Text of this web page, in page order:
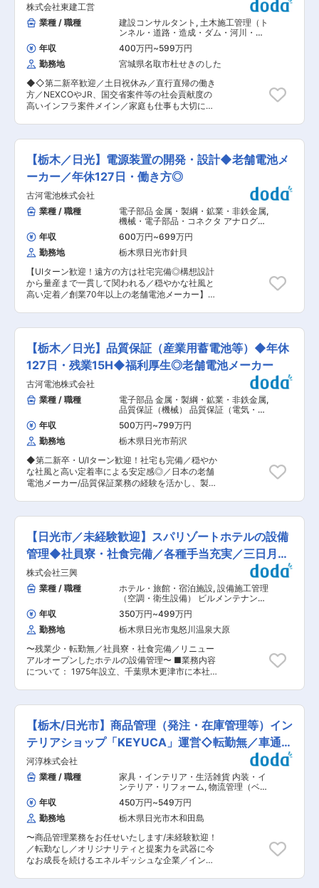
イフスタイルに合わせて働ける環境です。
■FITECについて： 当社はICTプロデューサー集
団です。全案件において企画フェーズから関与
し、一次受け比率は驚異の100％。入社後は、優
れた上司や経験豊富な社員の指導のもと、プロジ
ェクトに参画し、企画から設計・開発までのフェ
ーズにあわせて、経験・スキルを発揮して頂きま
す。将来的にはICTサービスの幅広い領域で企
画、提案、導入を担当できる人材を歓迎します。
を支える一役を担っております。 関係会社の古河
UACJメモリーディスクや材料供給会社のUACJ
と連携しながら業務を遂行いただきます。 生産管
理未経験の方であっても、OJTなどを通じて知
識、スキル習得を頂ける環境です。 ■業務詳細：
ご経験に応じてお任せする業務を決定します。 ・
生産計画の立案、実行 ・出荷計画の立案、実行
・材料や製品の入出庫管理及び在庫管理 ・輸送費
等の予決算管理 ■就業環境： フレックスタイ
ム：コアタイム13:00〜14:00 時間外労働：20時
間/月 テレワーク：1~2回／月程度 出張の頻度：
により引っ越し補填あり ■同社の魅力： ・プラ
イム上場、創業140年、売上一兆円規模を誇る同
社は、日本の電線業界の御三家と呼ばれ、安定経
営を実現しています。 ・主に電線やケーブル、光
ファイバーなどを製造しており、エネルギーや通
信、自動車、半導体（生成AI）など多くの分野で
し」取得、長期的に働ける環境です！ ・社内副業
／社内公募制度など多様なキャリア形成を支援す
る取り組みに注力しており、中途入社者が活躍で
きる環境です。 変更の範囲：会社の定める業務
株式会社東建工営
業種 / 職種
建設コンサルタント , 土木施工管理（ト
ンネル・道路・造成・ダム・河川・港
湾・造園など） 土木設計・測量（トン
ネル・道路・造成）
年収 400万円~599万円
勤務地
宮城県名取市杜せきのした
◆◇第二新卒歓迎／土日祝休み／直行直帰の働き
方／NEXCOやJR、国交省案件等の社会貢献度の
高いインフラ案件メイン／家庭も仕事も大切にす
官公庁が発注(発注者支援業務）する各種公共事業
の工事監督支援業務や資料作成業務などを行いま
す。「官公庁目線」で発注者を支援し全体をマネ
ジメントしていただきます。 ※ご経験がない方も
しくは現場施工管理の浅い方もご安心下さい。業
務に慣れるまで、現場で先輩社員がしっかりサポ
ートします。社員同士の関係性も良好で、質問も
しやすい環境です。 具体的内容として ・発注者
との打ち合わせ ・資料作成、工程表の管理 ・工
程の進捗管理 ・品質管理、安全管理等 ・積算業
務 ■就業環境： 就業環境の充実に努めているた
め、社員定着率の高い職場です。また家族を大切
にしつつ、お仕事も充実させるという方針があ
り、全社平均残業18時間程度となっております。
また、官公庁サイドのタイムテーブルで動くこと
が多いため、遅い時間までの業務は多くありませ
サポート企業」として、厚生労働大臣の認定（く
るみん認定）を受けております。 ■業務の特徴
（1）官公庁と工事事業者の「橋渡し役」…発注者
が求める工事品質を確保し、遅滞なくスムーズに
竣工させるため、当社が保有する技術、ノウハウ
を駆使して発注者を支援していただきます。いわ
ば、受注者側である工事事業者との「橋渡し役」
を担うポジションです。技術者としての経験値を
高めつつ、同時に幅広い視野を養えます。 （2）
公共事業中心…当社が手がけるのは、道路、河
川、橋梁、トンネル、湾岸、ダム等の公共事業の
管理です。案件例としては、首都高速、
NEXCO、成田空港、国交省、地方自治体案件な
を手掛けております。 ■当社の特徴 当社は、
1976年の創業以来、日本のインフラを支える建設
機関や地方自治体等に対する技術的な提案や調
査、設計、施工管理を行っております。社会資本
整備の要を担うやりがいの大きな業務が豊富にあ
ります。 変更の範囲：会社の定める業務
【栃木／日光】電源装置の開発・設計◆老舗電池メ
ーカー／年休127日・働き方◎
古河電池株式会社
業種 / 職種
電子部品 金属・製綱・鉱業・非鉄金属,
機械・電子部品・コネクタ アナログ
（パワーエレクトロニクス） 製品企
画・プロジェクトマネージャー（機
械）
年収 600万円~699万円
勤務地
栃木県日光市針貝
【UIターン歓迎！遠方の方は社宅完備◎構想設計
から量産まで一貫して関われる／穏やかな社風と
高い定着／創業70年以上の老舗電池メーカー】
して、パワーエレクトロニクス機器の構想設計か
ら詳細設計、評価、量産設計までの一連の開発業
務に携わります。関係部門と連携しながら、製品
仕様の策定や安全性の確保、量産に向けた設計調
整を行い、ゆくゆくはプロジェクト全体の中心人
物として推進していきます。 ■業務の魅力 日本
国内外の電力会社、鉄道会社、官公庁、一般産業
向けに使用されるパワーエレクトロニクス製品の
構想設計から量産設計まで一貫して関われる裁量
のあるポジションであり、技術面と設計面の両面
で力を発揮し、社会的意義のある製品開発に携わ
りたい方に適しています。穏やかな社風の中で、
長期的に活躍できる環境です。 ■働く環境 電源
システム開発部全体で４０名。２０〜６０代まで
幅広く在籍しており、半数が２０代〜３０代で若
手が多く活躍している環境です。中途採用者の定
単位で取得可能 ・社宅制度あり（条件付き） ・
中途入社者向けOJT教育制度あり ■キャリアパス
技術力を活かしながらマネジメントの経験を積ん
でいただき、製品開発の中核を担うポジションと
して長期的に活躍できます。将来的には部門全体
の技術戦略にも関与する可能性があります。 ■企
業魅力 1950年創業の老舗電池メーカーとして、
国内外の自動車・産業・宇宙分野に蓄電池を供
給。自社一貫体制による柔軟かつ迅速な対応力を
強みに、次世代電池やESS事業など新製品開発に
も注力。SDGs達成に貢献するグローバル戦略を
推進しています。 変更の範囲：会社の定める業務
【栃木／日光】品質保証（産業用蓄電池等）◆年休
127日・残業15H◆福利厚生◎老舗電池メーカー
古河電池株式会社
業種 / 職種
電子部品 金属・製綱・鉱業・非鉄金属,
品質保証（機械） 品質保証（電気・電
子・半導体）
年収 500万円~799万円
勤務地
栃木県日光市荊沢
◆第二新卒・U/Iターン歓迎！社宅も完備／穏やか
な社風と高い定着率による安定感◎／日本の老舗
電池メーカー/品質保証業務の経験を活かし、製品
キルアップが可能◆ ■業務内容： 日光・今市事
業所にて、品質保証業務全般を担当します。 ・受
入検査・出荷検査などの検査業務 ・工程品質管
理、顧客対応（不具合解析・報告書作成・対外対
応） ・外注品質管理（監査・立会検査） 発生し
た不具合に対して原因を特定し報告書を作成した
上で、技術的な説明や再発防止策の提示を行いま
す。外注管理では、協力会社への品質監査や立会
検査を通じて外部品質の確保を図ります。 ゆくゆ
くはISO9001・14001に基づく内部監査対応お任
せし、品質保証の専門性を活かして社内外の信頼
構築に貢献する役割です。 ※場合によっては顧客
先への出張が発生します。（年数回程度） ■組織
構成：8名（30代:3名、40代:2名、50代:2名、60
代:1名） ■働く環境： ・年間休日127日、有給休
暇は半日・1時間単位で取得可能 ・残業時間平均
ャリアパス：品質保証の専門性を高めながら、将
来的には品質体制の構築や後進育成にも関与でき
る可能性があります。社内外との調整力を活か
し、信頼される品質保証のプロフェッショナルと
して活躍できます。 ■企業魅力：1950年創業の
老舗電池メーカーとして、国内外の自動車・産
業・宇宙分野に蓄電池を供給。自社一貫体制によ
る柔軟かつ迅速な対応力を強みに、次世代電池や
ESS事業など新製品開発にも注力。SDGs達成に
貢献するグローバル戦略を推進しています。 変更
の範囲：会社の定める業務
【日光市／未経験歓迎】スパリゾートホテルの設備
管理◆社員寮・社食完備／各種手当充実／三日月グ
ループ
株式会社三興
業種 / 職種
ホテル・旅館・宿泊施設, 設備施工管理
（空調・衛生設備） ビルメンテナンス
（商業施設・店舗・オフィス）
年収 350万円~499万円
勤務地
栃木県日光市鬼怒川温泉大原
〜残業少・転勤無／社員寮・社食完備／リニュー
アルオープンしたホテルの設備管理〜 ■業務内容
について： 1975年設立、千葉県木更津市に本社
パリゾート『Mikazuki JAPANESE RESORTS &
SPA』を運営する三日月グループの一員としてホ
テル事業を展開する当社にて、施設管理の技術者
として設備の維持管理業務に従事していただきま
す。 ■担当業務詳細： 当社が管理する施設（ホ
テル及び併設施設）での設備管理をお任せしま
す。 具体的には、 ・建物設備機器の操作運転 ・
諸設備の巡回保守点検 ・建物諸施設の管理 ・設
備、施設、館内異常の際の緊急対応 ・外注業者点
検時や設備改修工事の立会、施工管理 など ■組
織構成： 設備管理部門には現在6名が在籍してい
ます。50代から10代まで幅広い世代が活躍して
おり、未経験の方でもベテラン社員から丁寧に学
んでいただける環境です。 ■当社の特徴： 人材
こそ、企業の最大の資産という考えのもと、教育
研修には特に力を入れています。 内外の講師によ
【栃木/日光市】商品管理（発注・在庫管理等）イン
テリアショップ「KEYUCA」運営◇転勤無／車通勤
可
河淳株式会社
業種 / 職種
家具・インテリア・生活雑貨 内装・イ
ンテリア・リフォーム, 物流管理（ベン
ダー管理・配送管理・受発注管理な
ど） 倉庫管理・在庫管理
年収 450万円~549万円
勤務地
栃木県日光市木和田島
〜商品管理業務をお任せいたします/未経験歓迎！
／転勤なし／オリジナリティと提案力を武器に今
なお成長を続けるエネルギッシュな企業／インテ